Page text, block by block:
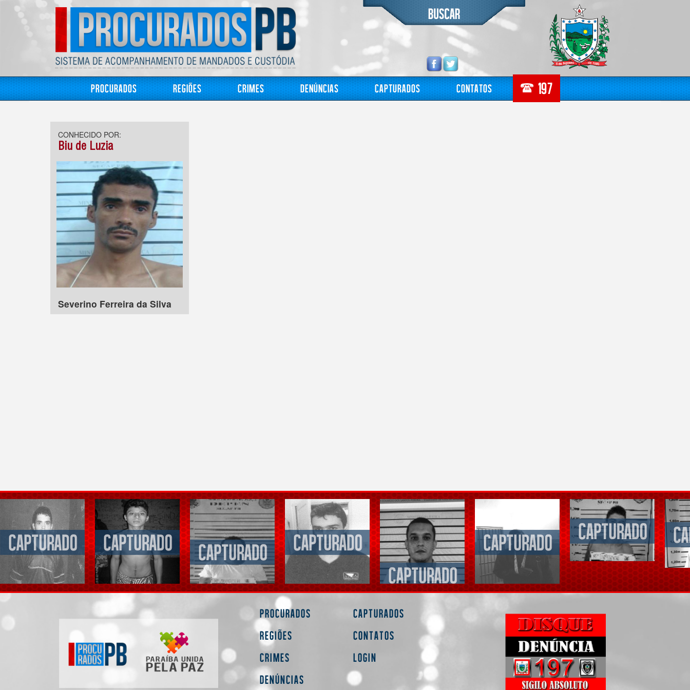
Procurados Regiões Crimes Denúncias Capturados Contatos
CONHECIDO POR:
Biu de Luzia
Severino Ferreira da Silva
Procurados
Regiões
Crimes
Denúncias
Capturados
Contatos
Login